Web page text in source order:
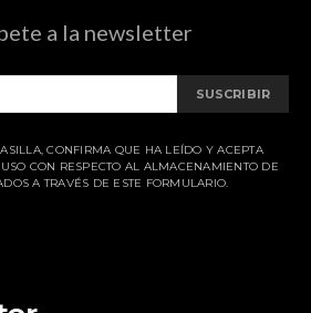
a la newsletter
SUSCRIBIR
CONFIRMA QUE HA LEÍDO Y ACEPTA
CON RESPECTO AL ALMACENAMIENTO DE
A TRAVÉS DE ESTE FORMULARIO.